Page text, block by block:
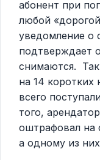
абонент при
любой
уведомление о
подтверждает
снимаются.
на 14
всего
того,
оштрафовал на
а одному из